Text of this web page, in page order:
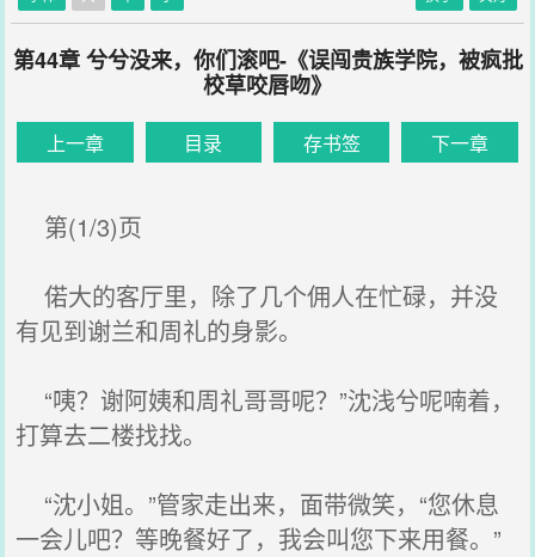
第44章 兮兮没来，你们滚吧-《误闯贵族学院，被疯批
校草咬唇吻》
上一章 目录 存书签 下一章
第(1/3)页
偌大的客厅里，除了几个佣人在忙碌，并没
有见到谢兰和周礼的身影。
“咦？谢阿姨和周礼哥哥呢？”沈浅兮呢喃着，
打算去二楼找找。
“沈小姐。”管家走出来，面带微笑，“您休息
一会儿吧？等晚餐好了，我会叫您下来用餐。”